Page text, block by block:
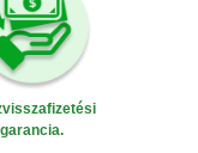
garancia.